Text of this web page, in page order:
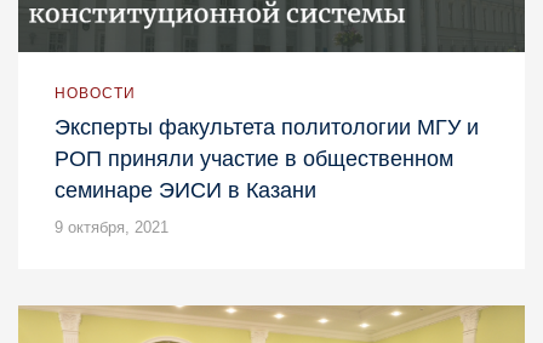
НОВОСТИ
Эксперты факультета политологии МГУ и
РОП приняли участие в общественном
семинаре ЭИСИ в Казани
9 октября, 2021